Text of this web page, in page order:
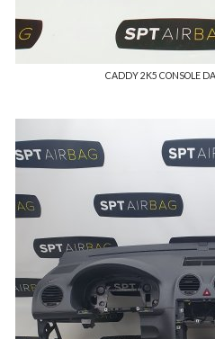
CADDY 2K5 CONSOLE